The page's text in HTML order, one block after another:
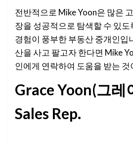
전반적으로 Mike Yoon은 많은
장을 성공적으로 탐색할 수 있
경험이 풍부한 부동산 중개인입
산을 사고 팔고자 한다면 Mike
인에게 연락하여 도움을 받는 것
Grace Yoon(그레
Sales Rep.